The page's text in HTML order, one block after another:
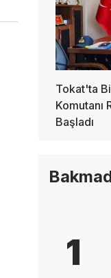
Tokat'ta
Komutanı
Başladı
1